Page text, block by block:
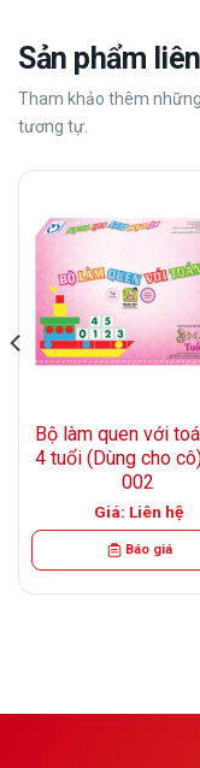
Sản phẩm
Tham khảo thêm
tương tự.
Bộ làm quen với
4 tuổi (Dùng cho
002
Giá: Liên hệ
Báo giá